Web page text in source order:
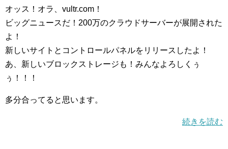
オッス！オラ、vultr.com！
ビッグニュースだ！200万のクラウドサーバーが展開された
よ！
新しいサイトとコントロールパネルをリリースしたよ！
あ、新しいブロックストレージも！みんなよろしくぅ
ぅ！！！
多分合ってると思います。
続きを読む